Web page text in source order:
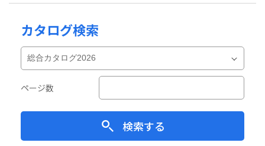
カタログ検索
ページ数
検索する